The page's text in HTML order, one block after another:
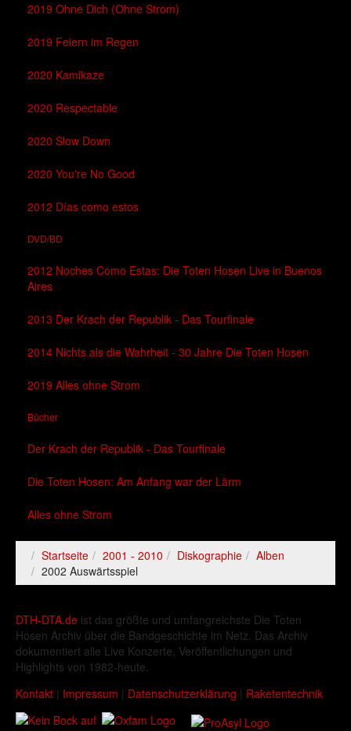
2019 Ohne Dich (Ohne Strom)
2019 Feiern im Regen
2020 Kamikaze
2020 Respectable
2020 Slow Down
2020 You're No Good
2012 Días como estos
DVD/BD
2012 Noches Como Estas: Die Toten Hosen Live in Buenos
Aires
2013 Der Krach der Republik - Das Tourfinale
2014 Nichts als die Wahrheit - 30 Jahre Die Toten Hosen
2019 Alles ohne Strom
Bücher
Der Krach der Republik - Das Tourfinale
Die Toten Hosen: Am Anfang war der Lärm
Alles ohne Strom
Startseite 2001 - 2010 Diskographie
Alben
2002 Auswärtsspiel
DTH-DTA.de ist das größte und umfangreichste Die Toten
Hosen Archiv über die Bandgeschichte im Netz. Das Archiv
dokumentiert alle Live Konzerte, Veröffentlichungen und
Highlights von 1982-heute.
Kontakt | Impressum | Datenschutzerklärung | Raketentechnik